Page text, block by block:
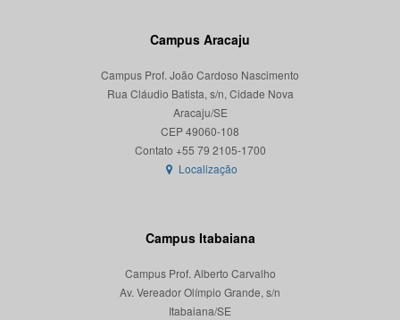
Campus Aracaju
Campus Prof. João Cardoso Nascimento
Rua Cláudio Batista, s/n, Cidade Nova
Aracaju/SE
CEP 49060-108
Localização
Campus Itabaiana
Campus Prof. Alberto Carvalho
Av. Vereador Olímpio Grande, s/n
Itabaiana/SE